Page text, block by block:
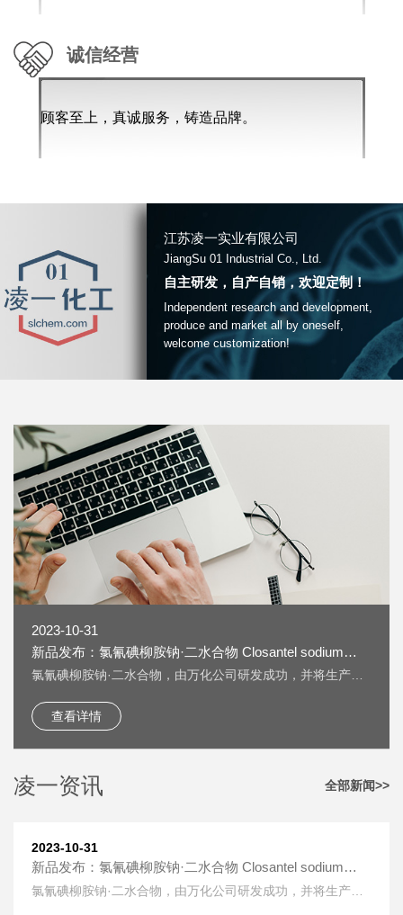
诚信经营
顾客至上，真诚服务，铸造品牌。
江苏凌一实业有限公司
JiangSu 01 Industrial Co., Ltd.
自主研发，自产自销，欢迎定制！
Independent research and development,
produce and market all by oneself,
welcome customization!
2023-10-31
新品发布：氯氰碘柳胺钠·二水合物 Closantel sodium
dihydrate [61438-64-0] 上线
氯氰碘柳胺钠·二水合物，由万化公司研发成功，并将生产技
sodium dihydrate [61438-64-0] 又名：克罗散泰钠，是一种
兽药，用作抗寄生虫药物。 按照《欧洲药典》检测，纯度
查看详情
凌一资讯 全部新闻>>
2023-10-31
新品发布：氯氰碘柳胺钠·二水合物 Closantel sodium
dihydrate [61438-64-0] 上线
氯氰碘柳胺钠·二水合物，由万化公司研发成功，并将生产技